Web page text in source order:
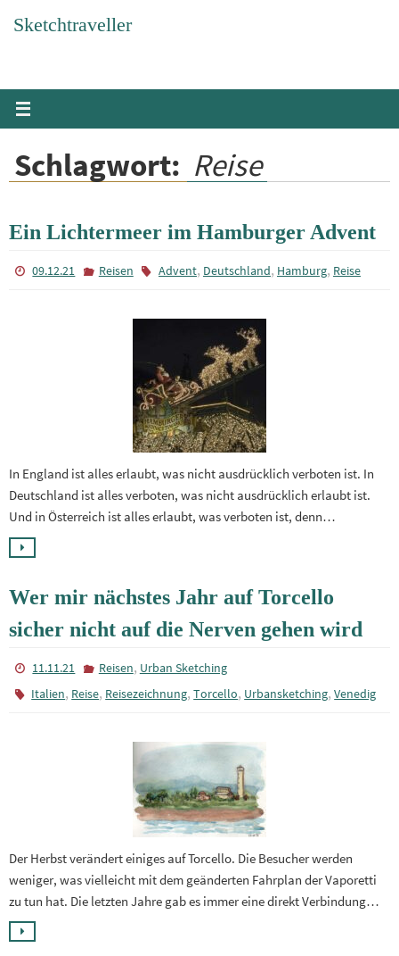
InhaltSketchtraveller
Schlagwort: Reise
Ein Lichtermeer im Hamburger Advent
09.12.21 Reisen Advent, Deutschland, Hamburg, Reise
In England ist alles erlaubt, was nicht ausdrücklich verboten ist. In
Deutschland ist alles verboten, was nicht ausdrücklich erlaubt ist.
Und in Österreich ist alles erlaubt, was verboten ist, denn…
Wer mir nächstes Jahr auf Torcello
sicher nicht auf die Nerven gehen wird
11.11.21 Reisen, Urban Sketching
Italien, Reise, Reisezeichnung,Torcello, Urbansketching,Venedig
Der Herbst verändert einiges auf Torcello. Die Besucher werden
weniger, was vielleicht mit dem geänderten Fahrplan der Vaporetti
zu tun hat. Die letzten Jahre gab es immer eine direkt Verbindung…